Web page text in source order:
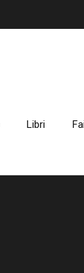
Libri